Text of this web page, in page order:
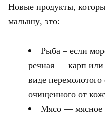
Новые продукты,
малышу, это:
Рыба – если
речная — карп или
виде
очищенного от
Мясо — мясное